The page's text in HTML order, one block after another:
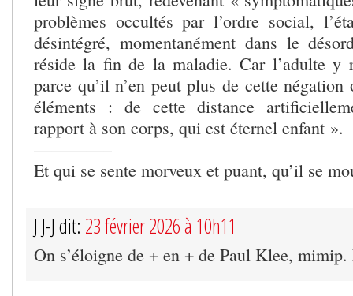
problèmes occultés par l’ordre social,
désintégré, momentanément dans le
réside la fin de la maladie. Car l’adulte y
parce qu’il n’en peut plus de cette
éléments : de cette distance
rapport à son corps, qui est éternel enfant ».
————–
Et qui se sente morveux et puant, qu’il se
J J-J dit: 23 février 2026 à 10h11
On s’éloigne de + en + de Paul Klee,